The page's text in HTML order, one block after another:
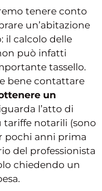
tenere conto
un’abitazione
il calcolo delle
può infatti
tassello.
bene contattare
un
l’atto di
notarili (sono
pochi anni prima
del professionista
chiedendo un